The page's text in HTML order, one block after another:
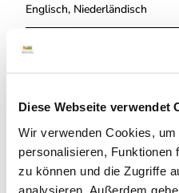
Diese Webseite verwendet
Wir verwenden Cookies,
personalisieren, Funktionen
zu können und die Zugriffe
analysieren. Außerdem
Englisch, Niederländisch
Ausstattung
Tiergehege